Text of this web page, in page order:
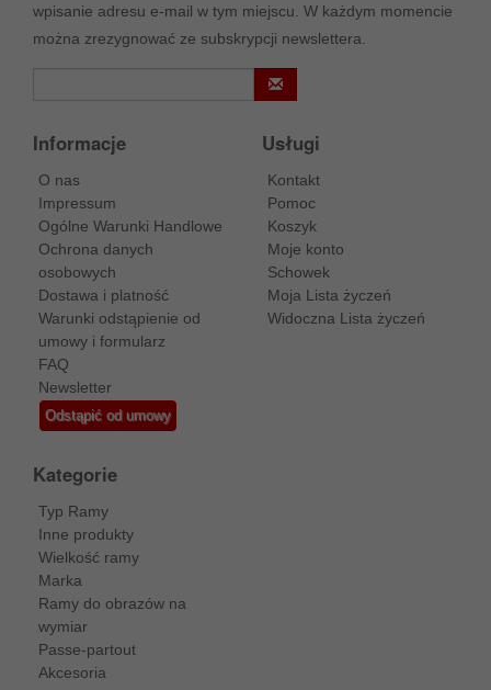
wpisanie adresu e-mail w tym miejscu. W każdym momencie
można zrezygnować ze subskrypcji newslettera.
Informacje
O nas
Impressum
Ogólne Warunki Handlowe
Ochrona danych
osobowych
Dostawa i platność
Warunki odstąpienie od
umowy i formularz
FAQ
Newsletter
Odstąpić od umowy
Usługi
Kontakt
Pomoc
Koszyk
Moje konto
Schowek
Moja Lista życzeń
Widoczna Lista życzeń
Kategorie
Typ Ramy
Inne produkty
Wielkość ramy
Marka
Ramy do obrazów na
wymiar
Passe-partout
Akcesoria